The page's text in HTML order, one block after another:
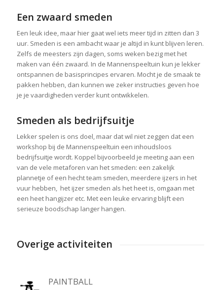
Een zwaard smeden
Een leuk idee, maar hier gaat wel iets meer tijd in zitten dan 3
uur. Smeden is een ambacht waar je altijd in kunt blijven leren.
Zelfs de meesters zijn dagen, soms weken bezig met het
maken van één zwaard. In de Mannenspeeltuin kun je lekker
ontspannen de basisprincipes ervaren. Mocht je de smaak te
pakken hebben, dan kunnen we zeker instructies geven hoe
je je vaardigheden verder kunt ontwikkelen.
Smeden als bedrijfsuitje
Lekker spelen is ons doel, maar dat wil niet zeggen dat een
workshop bij de Mannenspeeltuin een inhoudsloos
bedrijfsuitje wordt. Koppel bijvoorbeeld je meeting aan een
van de vele metaforen van het smeden: een zakelijk
plannetje of een hecht team smeden, meerdere ijzers in het
vuur hebben, het ijzer smeden als het heet is, omgaan met
een heet hangijzer etc. Met een leuke ervaring blijft een
serieuze boodschap langer hangen.
Overige activiteiten
PAINTBALL